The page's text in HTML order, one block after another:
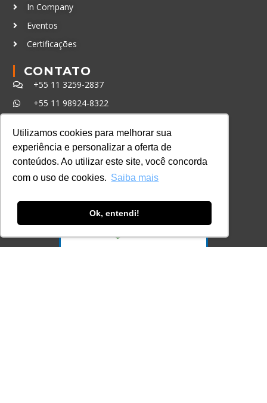
Utilizamos cookies para melhorar sua
experiência e personalizar a oferta de
conteúdos. Ao utilizar este site, você concorda
com o uso de cookies. Saiba mais
Ok, entendi!
In Company
Eventos
Certificações
CONTATO
+55 11 3259-2837
+55 11 98924-8322
Ferramenta Antifraude
Consulte aqui o cadastro da Instituição no